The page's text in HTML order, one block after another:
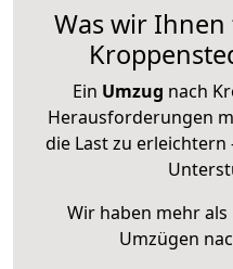
Was wir
Ein Umzug nach
Herausforderungen
die Last zu
Wir haben mehr
Umzügen